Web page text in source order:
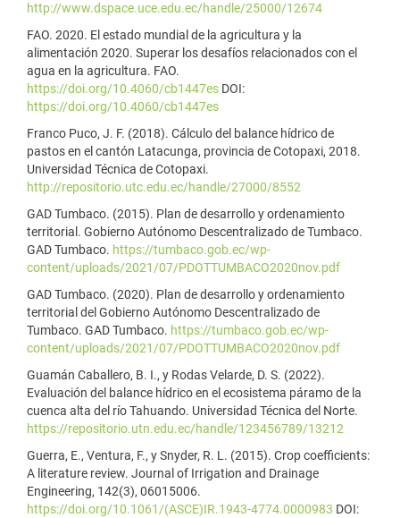
http://www.dspace.uce.edu.ec/handle/25000/12674
FAO. 2020. El estado mundial de la agricultura y la
alimentación 2020. Superar los desafíos relacionados con el
agua en la agricultura. FAO.
https://doi.org/10.4060/cb1447es DOI:
https://doi.org/10.4060/cb1447es
Franco Puco, J. F. (2018). Cálculo del balance hídrico de
pastos en el cantón Latacunga, provincia de Cotopaxi, 2018.
Universidad Técnica de Cotopaxi.
http://repositorio.utc.edu.ec/handle/27000/8552
GAD Tumbaco. (2015). Plan de desarrollo y ordenamiento
territorial. Gobierno Autónomo Descentralizado de Tumbaco.
GAD Tumbaco. https://tumbaco.gob.ec/wp-
content/uploads/2021/07/PDOTTUMBACO2020nov.pdf
GAD Tumbaco. (2020). Plan de desarrollo y ordenamiento
territorial del Gobierno Autónomo Descentralizado de
Tumbaco. GAD Tumbaco. https://tumbaco.gob.ec/wp-
content/uploads/2021/07/PDOTTUMBACO2020nov.pdf
Guamán Caballero, B. I., y Rodas Velarde, D. S. (2022).
Evaluación del balance hídrico en el ecosistema páramo de la
cuenca alta del río Tahuando. Universidad Técnica del Norte.
https://repositorio.utn.edu.ec/handle/123456789/13212
Guerra, E., Ventura, F., y Snyder, R. L. (2015). Crop coefficients:
A literature review. Journal of Irrigation and Drainage
Engineering, 142(3), 06015006.
https://doi.org/10.1061/(ASCE)IR.1943-4774.0000983 DOI: